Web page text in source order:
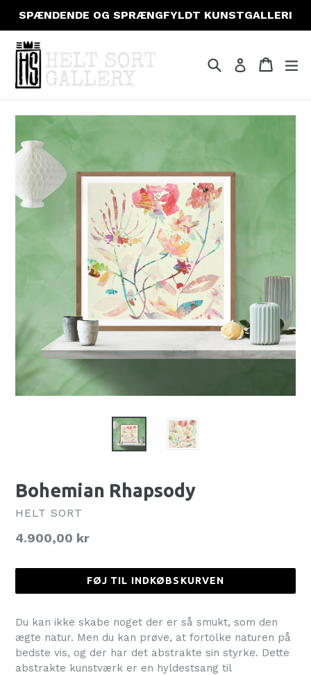
indhold
SPÆNDENDE OG SPRÆNGFYLDT KUNSTGALLERI
Søg Log ind
Bohemian Rhapsody
HELT SORT
Normalpris
4.900,00 kr
FØJ TIL INDKØBSKURVEN
Du kan ikke skabe noget der er så smukt, som den
ægte natur. Men du kan prøve, at fortolke naturen på
bedste vis, og der har det abstrakte sin styrke. Dette
abstrakte kunstværk er en hyldestsang til